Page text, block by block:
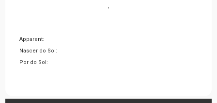
,
Apparent:
Nascer do Sol:
Por do Sol: